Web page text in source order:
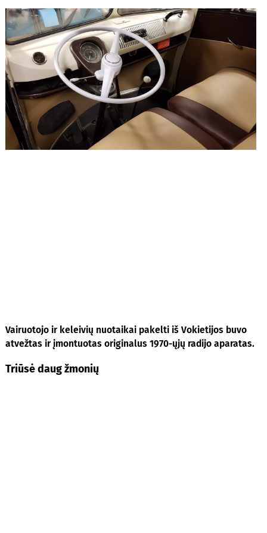
Vairuotojo ir keleivių nuotaikai pakelti iš Vokietijos buvo
atvežtas ir įmontuotas originalus 1970-ųjų radijo aparatas.
Triūsė daug žmonių